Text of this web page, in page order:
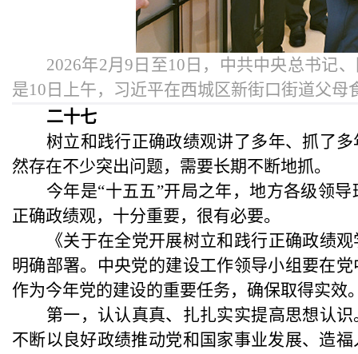
2026年2月9日至10日，中共中央总书记
是10日上午，习近平在西城区新街口街道父
二十七
树立和践行正确政绩观讲了多年、抓了
然存在不少突出问题，需要长期不断地抓。
今年是“十五五”开局之年，地方各级领
正确政绩观，十分重要，很有必要。
《关于在全党开展树立和践行正确政绩
明确部署。中央党的建设工作领导小组要在
作为今年党的建设的重要任务，确保取得实效
第一，认认真真、扎扎实实提高思想认
不断以良好政绩推动党和国家事业发展、造